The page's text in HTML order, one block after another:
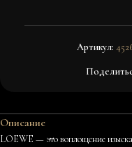
Артикул:
Описание
LOEWE — это воплощение